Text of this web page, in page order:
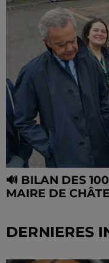
🔊 BILAN DES
MAIRE DE
DERNIERES